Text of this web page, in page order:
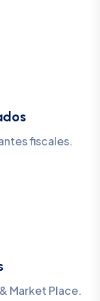
fiscales.
Market Place.